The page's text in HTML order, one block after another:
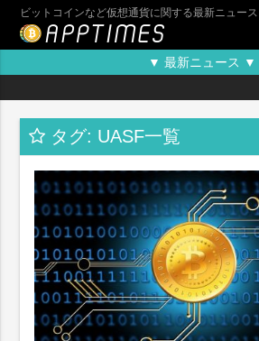
ビットコインなど仮想通貨に関する最新ニュー
▼ 最新ニュース ▼
タグ: UASF一覧